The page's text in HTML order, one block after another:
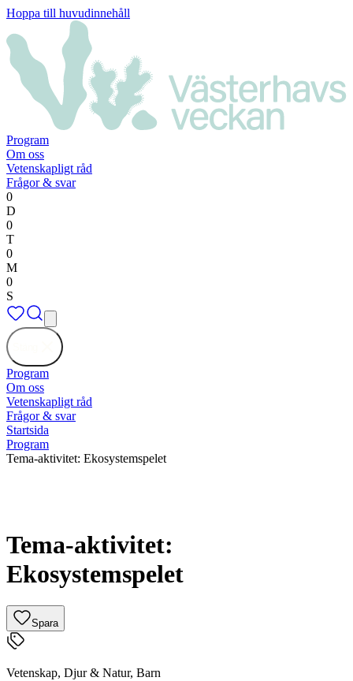
Hoppa till huvudinnehåll
Program
Om oss
Vetenskapligt råd
Frågor & svar
0
D
0
T
0
M
0
S
Program
Om oss
Vetenskapligt råd
Frågor & svar
Startsida
Program
Tema-aktivitet: Ekosystemspelet
Tema-aktivitet:
Ekosystemspelet
Spara
Vetenskap, Djur & Natur, Barn